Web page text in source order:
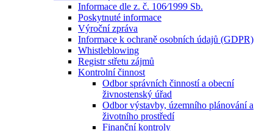
Informace dle z. č. 106⁄1999 Sb.
Poskytnuté informace
Výroční zpráva
Informace k ochraně osobních údajů (GDPR)
Whistleblowing
Registr střetu zájmů
Kontrolní činnost
Odbor správních činností a obecní
živnostenský úřad
Odbor výstavby, územního plánování a
životního prostředí
Finanční kontroly